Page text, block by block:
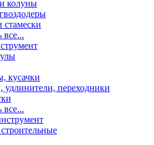
колуны
стамески
все...
кусачки
удлинители, переходники
все...